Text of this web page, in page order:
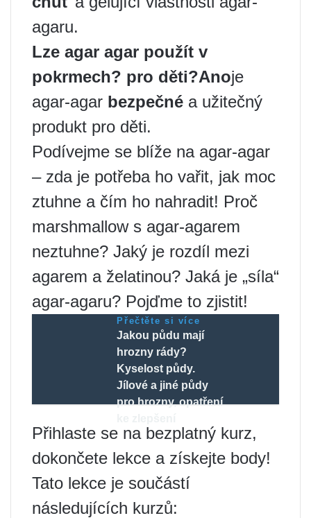
agaru.
Lze agar agar použít v
pokrmech? pro děti?Anoje
agar-agar bezpečné a užitečný
produkt pro děti.
Podívejme se blíže na agar-agar
– zda ​​je potřeba ho vařit, jak moc
ztuhne a čím ho nahradit! Proč
marshmallow s agar-agarem
neztuhne? Jaký je rozdíl mezi
agarem a želatinou? Jaká je „síla“
agar-agaru? Pojďme to zjistit!
Přečtěte si více
Jakou půdu mají
hrozny rády?
Kyselost půdy.
Jílové a jiné půdy
pro hrozny, opatření
Přihlaste se na bezplatný kurz,
dokončete lekce a získejte body!
Tato lekce je součástí
následujících kurzů: